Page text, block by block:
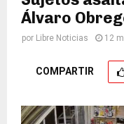
Álvaro
por Libre Noticias 12
COMPARTIR